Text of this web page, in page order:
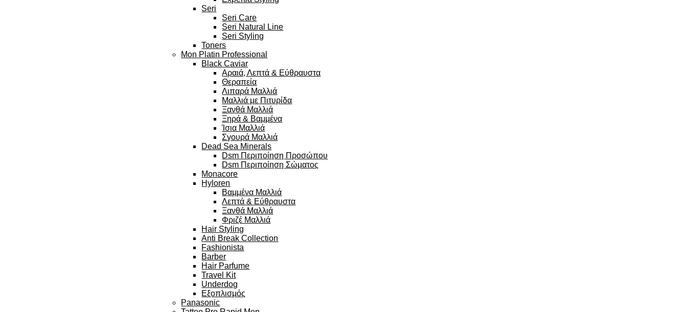
Seri
Seri Care
Seri Natural Line
Seri Styling
Toners
Mon Platin Professional
Black Caviar
Αραιά, Λεπτά & Εύθραυστα
Θεραπεία
Λιπαρά Μαλλιά
Μαλλιά με Πιτυρίδα
Ξανθά Μαλλιά
Ξηρά & Βαμμένα
Ίσια Μαλλιά
Σγουρά Μαλλιά
Dead Sea Minerals
Dsm Περιποίηση Προσώπου
Dsm Περιποίηση Σώματος
Monacore
Hyloren
Βαμμένα Μαλλιά
Λεπτά & Εύθραυστα
Ξανθά Μαλλιά
Φριζέ Μαλλιά
Hair Styling
Anti Break Collection
Fashionista
Barber
Hair Parfume
Travel Kit
Underdog
Εξοπλισμός
Panasonic